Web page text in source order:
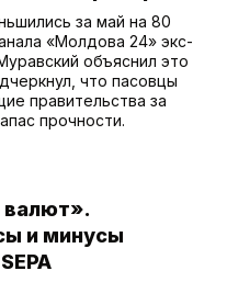
за май на 80
«Молдова 24» экс-
объяснил это
что пасовцы
правительства за
прочности.
и минусы